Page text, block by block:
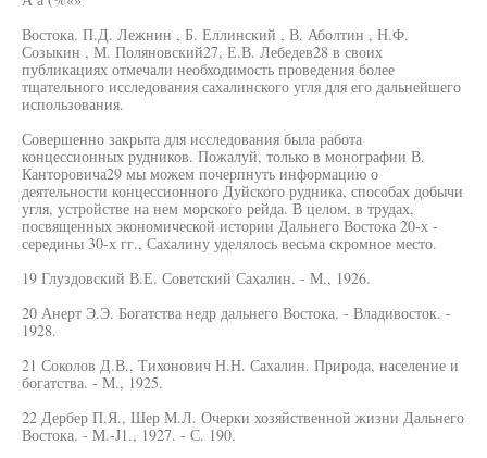
Востока. П.Д. Лежнин , Б. Еллинский , В. Аболтин , Н.Ф.
Созыкин , М. Поляновский27, Е.В. Лебедев28 в своих
публикациях отмечали необходимость проведения более
тщательного исследования сахалинского угля для его дальнейшего
использования.
Совершенно закрыта для исследования была работа
концессионных рудников. Пожалуй, только в монографии В.
Канторовича29 мы можем почерпнуть информацию о
деятельности концессионного Дуйского рудника, способах добычи
угля, устройстве на нем морского рейда. В целом, в трудах,
посвященных экономической истории Дальнего Востока 20-х -
середины 30-х гг., Сахалину уделялось весьма скромное место.
19 Глуздовский В.Е. Советский Сахалин. - М., 1926.
20 Анерт Э.Э. Богатства недр дальнего Востока. - Владивосток. -
1928.
21 Соколов Д.В., Тихонович Н.Н. Сахалин. Природа, население и
богатства. - М., 1925.
22 Дербер П.Я., Шер М.Л. Очерки хозяйственной жизни Дальнего
Востока. - M.-J1., 1927. - С. 190.